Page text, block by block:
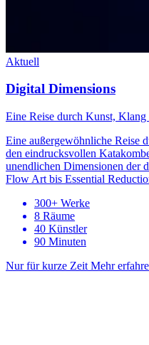
Aktuell
Digital Dimensions
Eine Reise durch Kunst,
Eine außergewöhnliche Reise
den eindrucksvollen
unendlichen Dimensionen
Flow Art bis Essential
300+ Werke
8 Räume
40 Künstler
90 Minuten
Nur für kurze Zeit Mehr